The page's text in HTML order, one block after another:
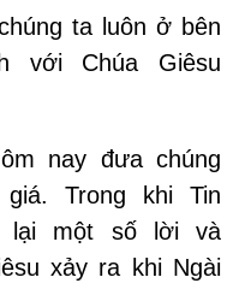
ta luôn ở bên
với Chúa Giêsu
nay đưa chúng
Trong khi Tin
lại một số lời và
xảy ra khi Ngài